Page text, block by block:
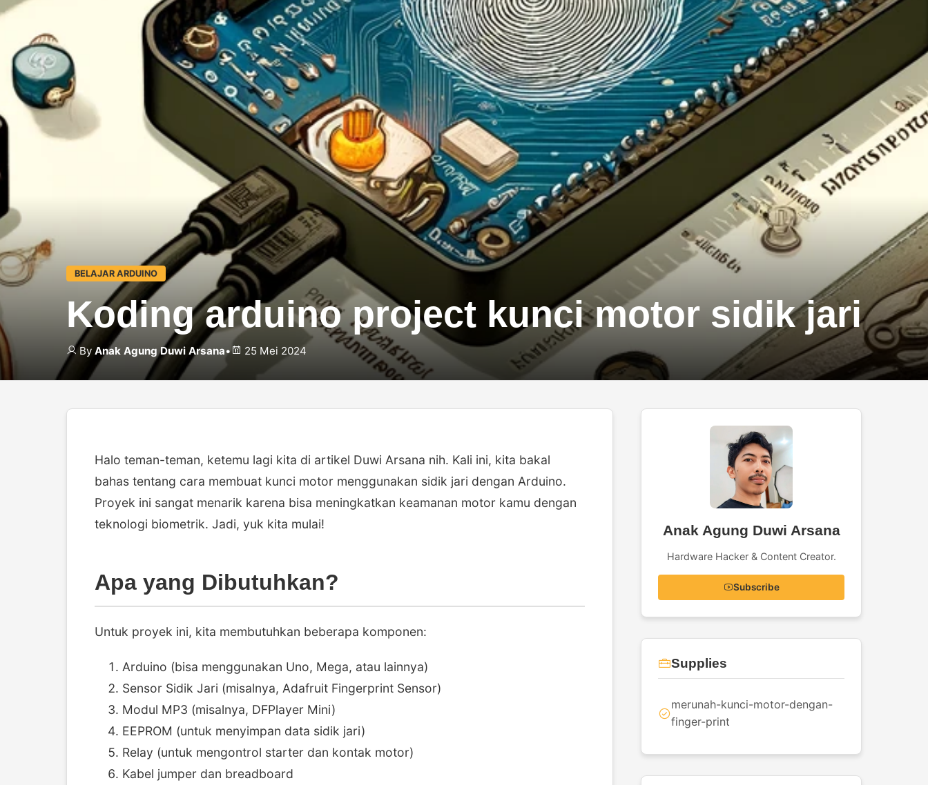
BELAJAR ARDUINO
Koding arduino project kunci motor sidik jari
By Anak Agung Duwi Arsana• 25 Mei 2024
Halo teman-teman, ketemu lagi kita di artikel Duwi Arsana nih. Kali ini, kita bakal
bahas tentang cara membuat kunci motor menggunakan sidik jari dengan Arduino.
Proyek ini sangat menarik karena bisa meningkatkan keamanan motor kamu dengan
teknologi biometrik. Jadi, yuk kita mulai!
Apa yang Dibutuhkan?
Untuk proyek ini, kita membutuhkan beberapa komponen:
Arduino (bisa menggunakan Uno, Mega, atau lainnya)
Sensor Sidik Jari (misalnya, Adafruit Fingerprint Sensor)
Modul MP3 (misalnya, DFPlayer Mini)
EEPROM (untuk menyimpan data sidik jari)
Relay (untuk mengontrol starter dan kontak motor)
Kabel jumper dan breadboard
Anak Agung Duwi Arsana
Hardware Hacker & Content Creator.
Subscribe
Supplies
merunah-kunci-motor-dengan-
finger-print